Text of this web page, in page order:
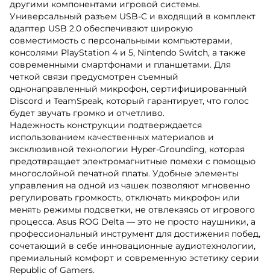
другими компонентами игровой системы.
Универсальный разъем USB-C и входящий в комплект
адаптер USB 2.0 обеспечивают широкую
совместимость с персональными компьютерами,
консолями PlayStation 4 и 5, Nintendo Switch, а также
современными смартфонами и планшетами. Для
четкой связи предусмотрен съемный
однонаправленный микрофон, сертифицированный
Discord и TeamSpeak, который гарантирует, что голос
будет звучать громко и отчетливо.
Надежность конструкции подтверждается
использованием качественных материалов и
эксклюзивной технологии Hyper-Grounding, которая
предотвращает электромагнитные помехи с помощью
многослойной печатной платы. Удобные элементы
управления на одной из чашек позволяют мгновенно
регулировать громкость, отключать микрофон или
менять режимы подсветки, не отвлекаясь от игрового
процесса. Asus ROG Delta — это не просто наушники, а
профессиональный инструмент для достижения побед,
сочетающий в себе инновационные аудиотехнологии,
премиальный комфорт и современную эстетику серии
Republic of Gamers.